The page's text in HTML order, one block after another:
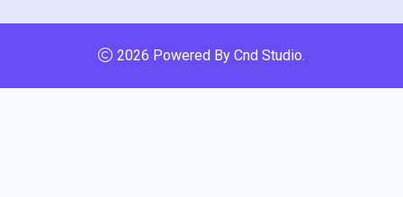
2026 Powered By Cnd Studio.